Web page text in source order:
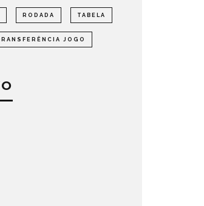
RODADA TABELA
JOGO